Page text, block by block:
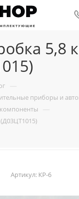
5,8
—
приборы и
—
Артикул: КР-6